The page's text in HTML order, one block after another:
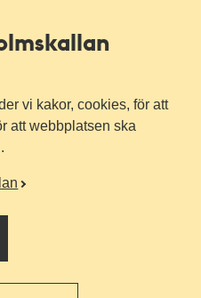
vi kakor, cookies, för att
att webbplatsen ska